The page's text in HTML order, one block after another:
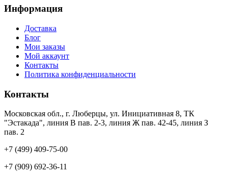
Информация
Доставка
Блог
Мои заказы
Мой аккаунт
Контакты
Политика конфиденциальности
Контакты
Московская обл., г. Люберцы, ул. Инициативная 8, ТК
"Эстакада", линия В пав. 2-3, линия Ж пав. 42-45, линия З
пав. 2
+7 (499) 409-75-00
+7 (909) 692-36-11